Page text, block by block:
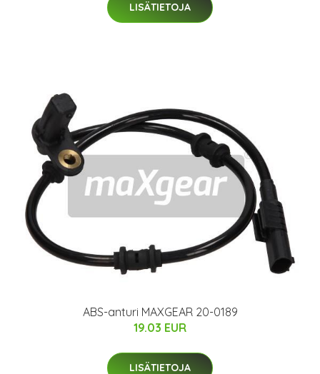
LISÄTIETOJA
ABS-anturi MAXGEAR 20-0189
19.03 EUR
LISÄTIETOJA